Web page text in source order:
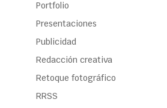
Portfolio
Presentaciones
Publicidad
Redacción creativa
Retoque fotográfico
RRSS